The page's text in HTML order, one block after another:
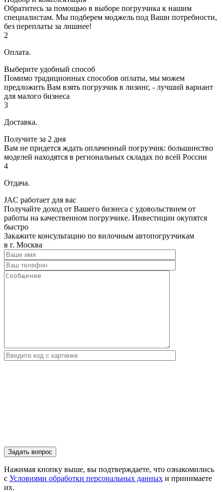
Обратитесь за помощью в выборе погрузчика к нашим
специалистам. Мы подберем моджель под Ваши потребности,
без переплаты за лишнее!
2
Оплата.
Выберите удобный способ
Помимо традиционных способов оплаты, мы можем
предложить Вам взять погрузчик в лизинг, - лучший вариант
для малого бизнеса
3
Доставка.
Получите за 2 дня
Вам не придется ждать оплаченный погрузчик: большинство
моделей находятся в региональных складах по всей России
4
Отдача.
JAC работает для вас
Получайте доход от Вашего бизнеса с удовольствием от
работы на качественном погрузчике. Инвестиции окупятся
быстро
Закажите консультацию по вилочным автопогрузчикам
в г. Москва
Нажимая кнопку выше, вы подтверждаете, что ознакомились
с Условиями обработки персональных данных и принимаете
их.